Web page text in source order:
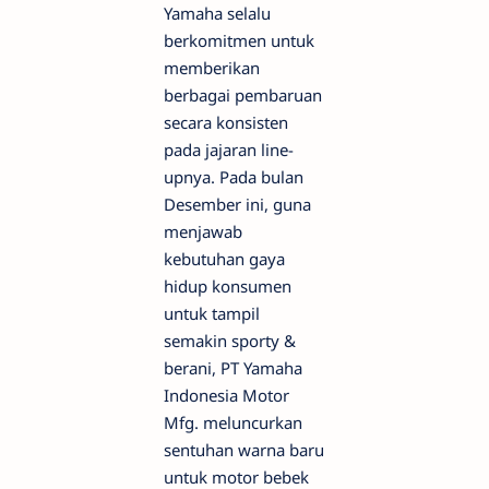
Yamaha selalu
berkomitmen untuk
memberikan
berbagai pembaruan
secara konsisten
pada jajaran line-
upnya. Pada bulan
Desember ini, guna
menjawab
kebutuhan gaya
hidup konsumen
untuk tampil
semakin sporty &
berani, PT Yamaha
Indonesia Motor
Mfg. meluncurkan
sentuhan warna baru
untuk motor bebek